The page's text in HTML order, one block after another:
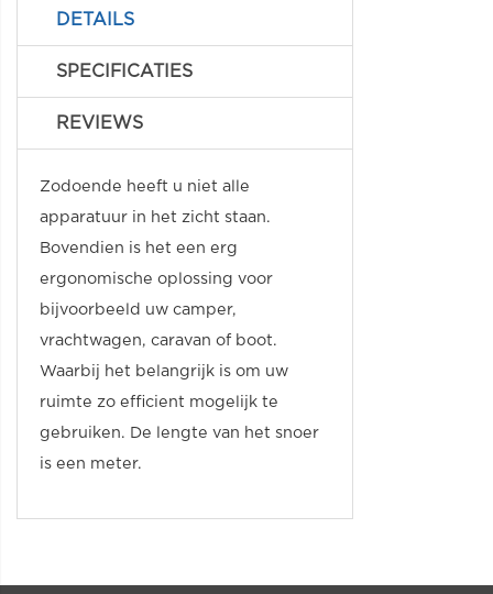
DETAILS
SPECIFICATIES
REVIEWS
Zodoende heeft u niet alle
apparatuur in het zicht staan.
Bovendien is het een erg
ergonomische oplossing voor
bijvoorbeeld uw camper,
vrachtwagen, caravan of boot.
Waarbij het belangrijk is om uw
ruimte zo efficient mogelijk te
gebruiken. De lengte van het snoer
is een meter.